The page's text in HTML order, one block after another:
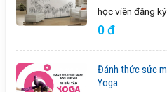
học viên đăng ký
0 đ
Đánh thức sức
Yoga